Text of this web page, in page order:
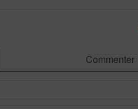
Commenter